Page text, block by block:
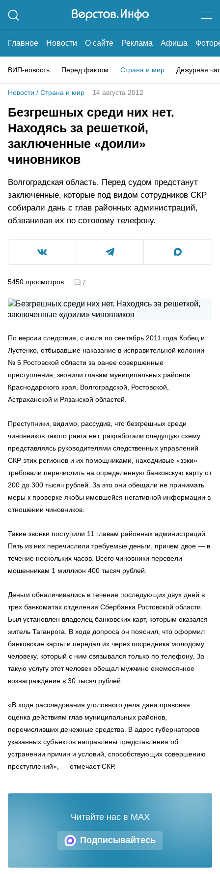
Главное Новости О сайте Реклама Афиша
ВИП-новость Перед фактом Страна и мир Дежурная
Новости / Страна и мир 14 августа 2012
Безгрешных среди них нет.
Находясь за решеткой,
заключенные «доили»
чиновников
Волгоградская область. Перед судом предстанут
заключенные, которые под видом сотрудников СКР
собирали дань с глав районных администраций,
обзванивая их по сотовому телефону.
5450 просмотров 7
По версии следствия, с июля по сентябрь 2011 года Кобец и
Лустенко, отбывавшие наказание в исправительной колонии
№ 5 Ростовской области за ранее совершенные
преступления, звонили главам муниципальных районов
Краснодарского края, Волгоградской, Ростовской,
Астраханской и Рязанской областей.
Преступники, видимо, рассудив, что безгрешных среди
чиновников такого ранга нет, разработали следущую схему:
представляясь руководителями следственных управлений
СКР этих регионов и их помощниками, находчивые «зэки»
требовали перечислить на определенную банковскую карту от
200 до 300 тысяч рублей. За это они обещали не принимать
меры к проверке якобы имевшейся негативной информации в
отношении чиновников.
Такие звонки поступили 11 главам районных администраций.
Пять из них перечислили требуемые деньги, причем двое — в
течение нескольких часов. Всего чиновники перевели
мошенникам 1 миллион 400 тысяч рублей.
Деньги обналичивались в течение последующих двух дней в
трех банкоматах отделения Сбербанка Ростовской области.
Был установлен владелец банковских карт, которым оказался
житель Таганрога. В ходе допроса он пояснил, что оформил
банковские карты и передал их через посредника молодому
человеку, который с ним связывался только по телефону. За
такую услугу этот человек обещал мужчине ежемесячное
вознаграждение в 30 тысяч рублей.
«В ходе расследования уголовного дела дана правовая
оценка действиям глав муниципальных районов,
перечисливших денежные средства. В адрес губернаторов
указанных субъектов направлены представления об
устранении причин и условий, способствующих совершению
преступлений», — отмечает СКР.
Подписывайтесь
Читайте нас в MAX